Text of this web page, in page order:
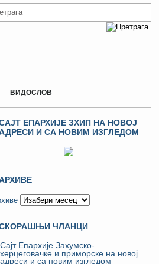
ВИДОСЛОВ
ЕПАРХИЈЕ ЗХИП НА НОВОЈ
И СА НОВИМ ИЗГЛЕДОМ
ЧЛАНЦИ
Сајт Епархије Захумско-
херцеговачке и приморске на новој
адреси и са новим изгледом